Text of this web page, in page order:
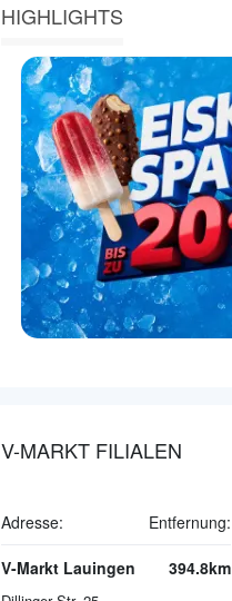
HIGHLIGHTS
V-MARKT FILIALEN
Adresse: Entfernung:
V-Markt Lauingen 394.8km